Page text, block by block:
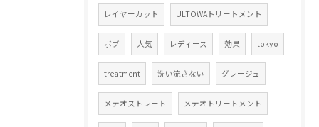
レイヤーカット ULTOWAトリートメント
ボブ 人気 レディース 効果 tokyo
treatment 洗い流さない グレージュ
メテオストレート メテオトリートメント